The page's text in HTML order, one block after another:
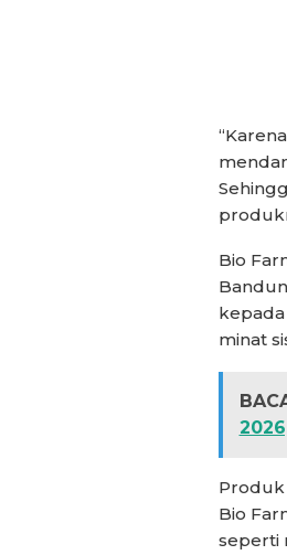
Bio
minat
Produk
Bio
seperti